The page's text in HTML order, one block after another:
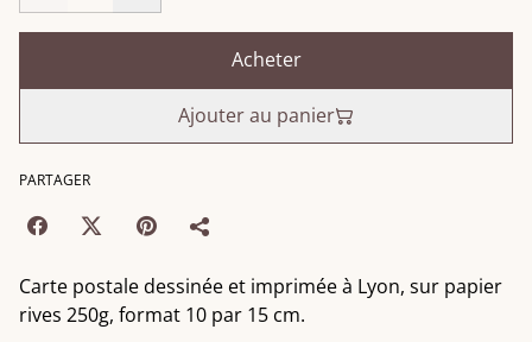
Acheter
Ajouter au panier
PARTAGER
Carte postale dessinée et imprimée à Lyon, sur papier
rives 250g, format 10 par 15 cm.